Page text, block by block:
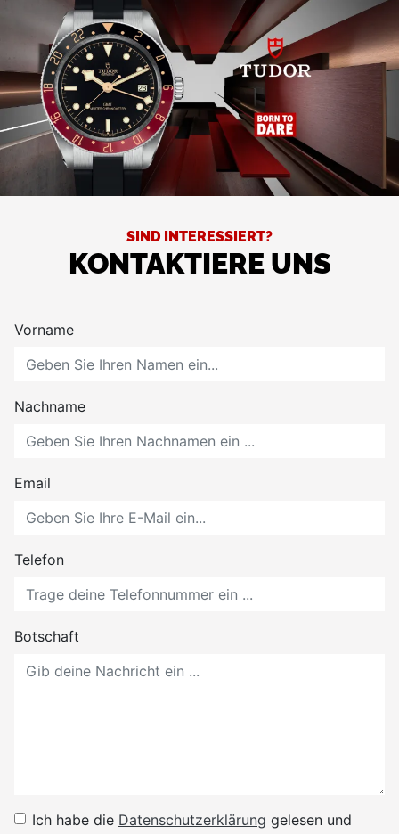
SIND INTERESSIERT?
KONTAKTIERE UNS
Vorname
Nachname
Email
Telefon
Botschaft
Ich habe die Datenschutzerklärung gelesen und